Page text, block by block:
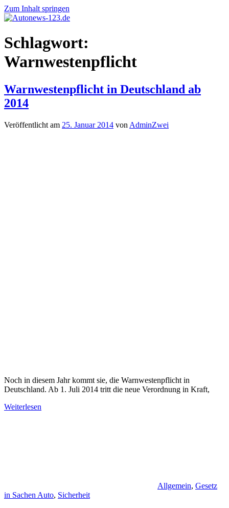
Zum Inhalt springen
Autonews-
123.de
Autonews
mit
Schlagwort:
Warnwestenpflicht
Warnwestenpflicht in Deutschland ab
2014
Veröffentlicht am 25. Januar 2014 von AdminZwei
Noch in diesem Jahr kommt sie, die Warnwestenpflicht in
Deutschland. Ab 1. Juli 2014 tritt die neue Verordnung in Kraft,
Weiterlesen
Allgemein, Gesetz
in Sachen Auto, Sicherheit